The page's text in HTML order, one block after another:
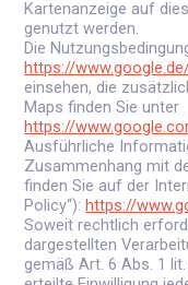
Kartenanzeige auf
genutzt werden.
Die
https://
einsehen, die
Maps finden Sie unter
https://
Ausführliche
Zusammenhang mit
finden Sie auf der
Policy“): https://
Soweit rechtlich
dargestellten
gemäß Art. 6 Abs. 1